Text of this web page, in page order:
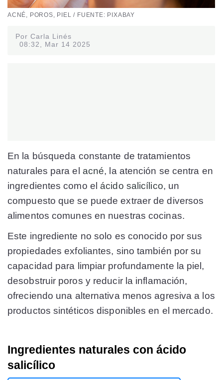
ACNÉ, POROS, PIEL / FUENTE: PIXABAY
Por Carla Linés
08:32, Mar 14 2025
En la búsqueda constante de tratamientos
naturales para el acné, la atención se centra en
ingredientes como elácido salicílico, un
compuesto que se puede extraer de diversos
alimentos comunes en nuestras cocinas.
Este ingrediente no solo es conocido por sus
propiedades exfoliantes, sino también por su
capacidad para limpiar profundamente la piel,
desobstruir poros y reducir la inflamación,
ofreciendo una alternativa menos agresiva a los
productos sintéticos disponibles en el mercado.
Ingredientes naturales con ácido
salicílico